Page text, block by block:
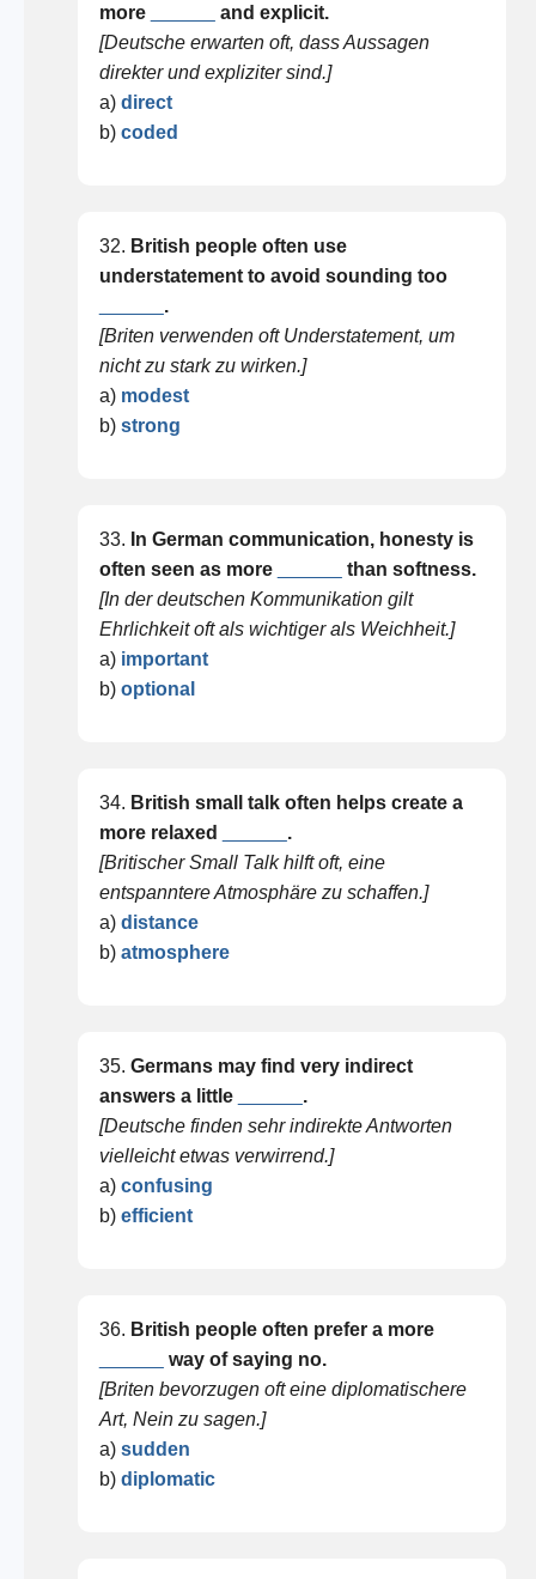
more
and explicit.
[Deutsche erwarten oft, dass Aussagen
direkter und expliziter sind.]
a) direct
b) coded
32. British people often use
understatement to avoid sounding too
.
[Briten verwenden oft Understatement, um
nicht zu stark zu wirken.]
a) modest
b) strong
33. In German communication, honesty is
often seen as more
than softness.
[In der deutschen Kommunikation gilt
Ehrlichkeit oft als wichtiger als Weichheit.]
a) important
b) optional
34. British small talk often helps create a
more relaxed
.
[Britischer Small Talk hilft oft, eine
entspanntere Atmosphäre zu schaffen.]
a) distance
b) atmosphere
35. Germans may find very indirect
answers a little
.
[Deutsche finden sehr indirekte Antworten
vielleicht etwas verwirrend.]
a) confusing
b) efficient
36. British people often prefer a more
way of saying no.
[Briten bevorzugen oft eine diplomatischere
Art, Nein zu sagen.]
a) sudden
b) diplomatic